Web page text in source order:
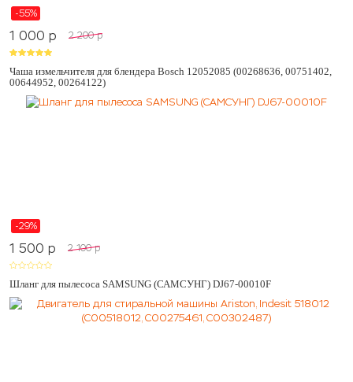
-55%
1 000 p 2 200 p
Чаша измельчителя для блендера Bosch 12052085 (00268636, 00751402,
00644952, 00264122)
-29%
1 500 p 2 100 p
Шланг для пылесоса SAMSUNG (САМСУНГ) DJ67-00010F